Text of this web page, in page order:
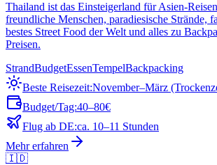
Thailand ist das Einsteigerland für Asien-
freundliche Menschen, paradiesische Strände,
bestes Street Food der Welt und alles zu
Preisen.
StrandBudgetEssenTempelBackpacking
Beste Reisezeit:November–März
Budget/Tag:40–80€
Flug ab DE:ca. 10–11 Stunden
Mehr erfahren
🇮🇩